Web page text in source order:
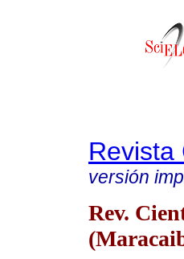
Revista
versión
Rev.